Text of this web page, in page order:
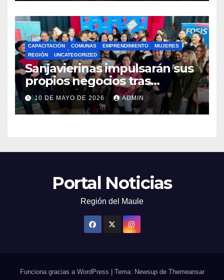
CAPACITACIÓN COMUNAS EMPRENDIMIENTO
MUJERES
REGIÓN
UNCATEGORIZED
Sanjavierinas impulsarán sus
propios negocios tras
capacitarse junto al FOSIS
10 DE MAYO DE 2026 ADMIN
Portal Noticias
Región del Maule
Funciona gracias a WordPress Tema: Newsup de Themeansar